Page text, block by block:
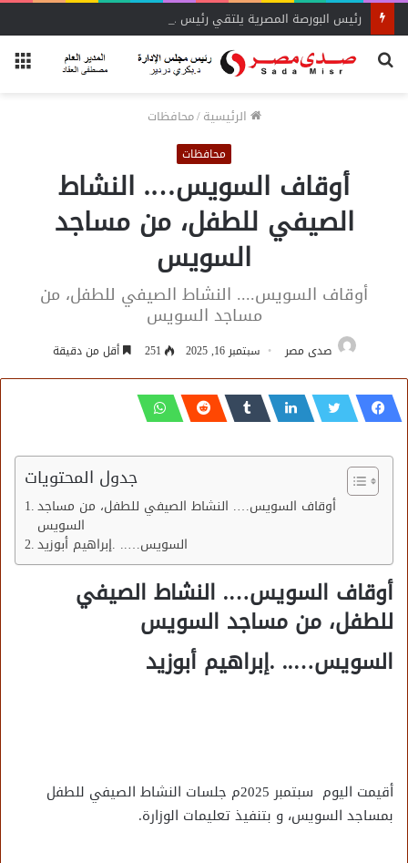
رئيس البورصة المصرية يلتقي رئيس جهاز التمثيل التجاري
بحث
الرئيسية/محافظات
محافظات
أوقاف السويس…. النشاط
الصيفي للطفل، من مساجد
السويس
أوقاف السويس.... النشاط الصيفي للطفل، من
مساجد السويس
صدى مصر سبتمبر 16, 2025 251 أقل من دقيقة
جدول المحتويات
أوقاف السويس…. النشاط الصيفي للطفل، من مساجد
السويس
السويس….. .إبراهيم أبوزيد
أوقاف السويس…. النشاط الصيفي
للطفل، من مساجد السويس
السويس….. .إبراهيم أبوزيد
أقيمت اليوم سبتمبر 2025م جلسات النشاط الصيفي للطفل
بمساجد السويس، و بتنفيذ تعليمات الوزارة.